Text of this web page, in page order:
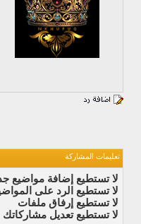
تعليمات المشاركة
لا تستطيع إضافة مواضيع
لا تستطيع الرد على
لا تستطيع إرفاق ملفات
لا تستطيع تعديل مشاركاتك